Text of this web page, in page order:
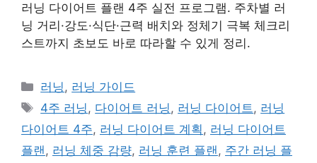
러닝 다이어트 플랜 4주 실전 프로그램. 주차별 러
닝 거리·강도·식단·근력 배치와 정체기 극복 체크리
스트까지 초보도 바로 따라할 수 있게 정리.
카
테
리
러닝, 러닝 가이드
태
그
4주 러닝, 다이어트 러닝, 러닝 다이어트, 러닝
다이어트 4주, 러닝 다이어트 계획, 러닝 다이어트
플랜, 러닝 체중 감량, 러닝 훈련 플랜, 주간 러닝 플